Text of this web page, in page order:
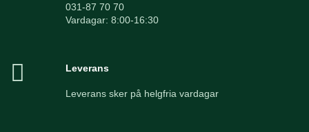
031-87 70 70
Vardagar: 8:00-16:30
Leverans
Leverans sker på helgfria vardagar